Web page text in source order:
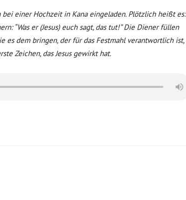
bei einer Hochzeit in Kana eingeladen. Plötzlich heißt es:
“Was er (Jesus) euch sagt, das tut!” Die Diener füllen
es dem bringen, der für das Festmahl verantwortlich ist,
Zeichen, das Jesus gewirkt hat.